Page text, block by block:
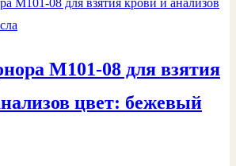
М101-08 для взятия
цвет: бежевый